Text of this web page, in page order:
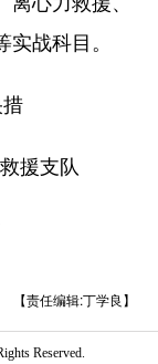
战科目。
援支队
【责任编辑:丁学良】
Reserved.